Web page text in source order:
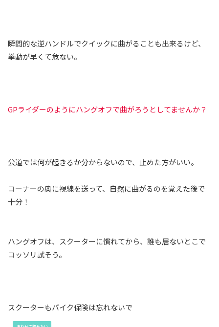
瞬間的な逆ハンドルでクイックに曲がることも出来るけど、
挙動が早くて危ない。
GPライダーのようにハングオフで曲がろうとしてませんか？
公道では何が起きるか分からないので、止めた方がいい。
コーナーの奥に視線を送って、自然に曲がるのを覚えた後で
十分！
ハングオフは、スクーターに慣れてから、誰も居ないとこで
コッソリ試そう。
スクーターもバイク保険は忘れないで